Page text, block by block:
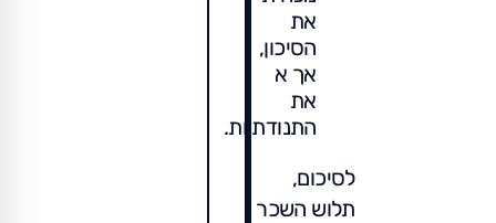
את
הסיכון,
אך א
את
התנודתיות.
לסיכום,
תלוש השכר